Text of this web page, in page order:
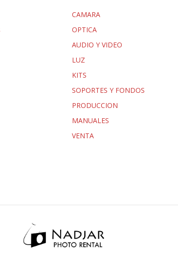
CAMARA
OPTICA
AUDIO Y VIDEO
LUZ
KITS
SOPORTES Y FONDOS
PRODUCCION
MANUALES
VENTA